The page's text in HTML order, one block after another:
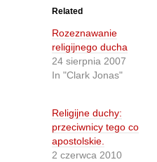
o
s
a
r
e
o
n
T
t
t
e
r
(
O
a
r
e
o
n
F
e
b
o
o
(
Related
Rozeznawanie
religijnego ducha
24 sierpnia 2007
In "Clark Jonas"
Religijne duchy:
przeciwnicy tego co
apostolskie.
2 czerwca 2010